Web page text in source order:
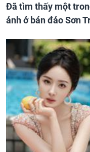
Đã tìm thấy một
ảnh ở bán đảo Sơn